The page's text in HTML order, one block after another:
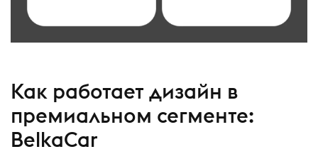
Как работает дизайн в
премиальном сегменте:
BelkaCar